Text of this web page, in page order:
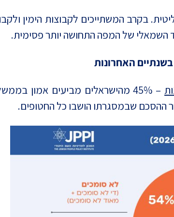
בקרב המשתייכים לקבוצות הימין
האחרונות
– 45% מהישראלים מביעים אמון